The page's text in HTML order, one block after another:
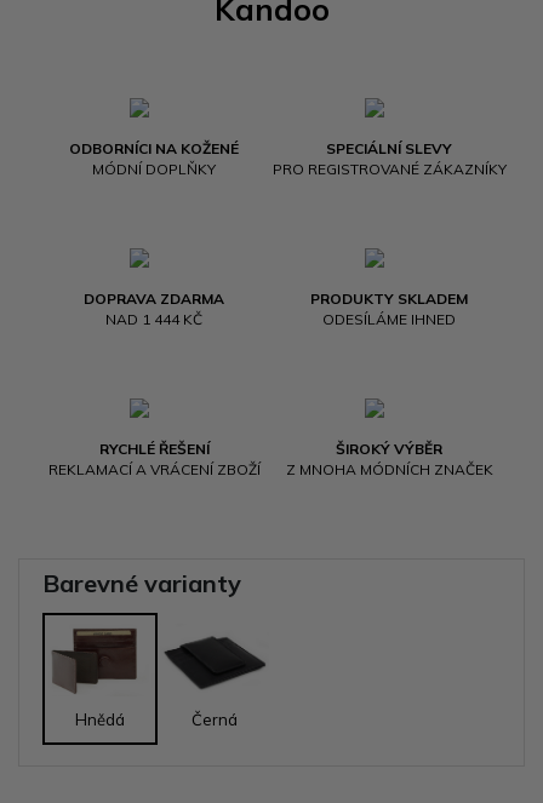
Kandoo
ODBORNÍCI NA KOŽENÉ
MÓDNÍ DOPLŇKY
SPECIÁLNÍ SLEVY
PRO REGISTROVANÉ ZÁKAZNÍKY
DOPRAVA ZDARMA
NAD 1 444 KČ
PRODUKTY SKLADEM
ODESÍLÁME IHNED
RYCHLÉ ŘEŠENÍ
REKLAMACÍ A VRÁCENÍ ZBOŽÍ
ŠIROKÝ VÝBĚR
Z MNOHA MÓDNÍCH ZNAČEK
Barevné varianty
Hnědá Černá